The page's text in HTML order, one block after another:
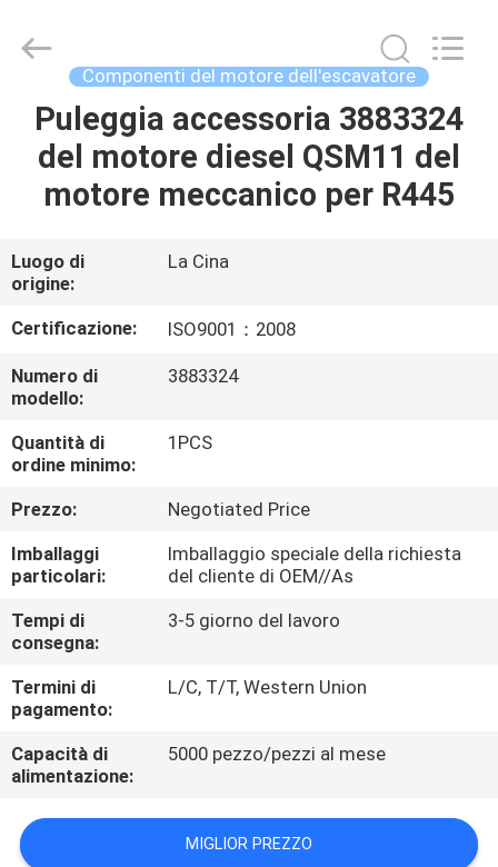
CASA
PRODOTTI
CIRCA
NOI
GIRO
DELLA
FABBRICA
CONTROLLO
DI
QUALITÀ
MAPPA
DEL
SITO
PRIVACY
POLICY
Management
Services
Reserved.
Componenti del motore dell'escavatore
Puleggia accessoria 3883324
del motore diesel QSM11 del
motore meccanico per R445
Luogo di
origine:
La Cina
Certificazione: ISO9001：2008
Numero di
modello:
3883324
Quantità di
ordine minimo:
1PCS
Prezzo:
Negotiated Price
Imballaggi
particolari:
Imballaggio speciale della richiesta
del cliente di OEM//As
Tempi di
consegna:
3-5 giorno del lavoro
Termini di
pagamento:
L/C, T/T, Western Union
Capacità di
alimentazione:
5000 pezzo/pezzi al mese
MIGLIOR PREZZO